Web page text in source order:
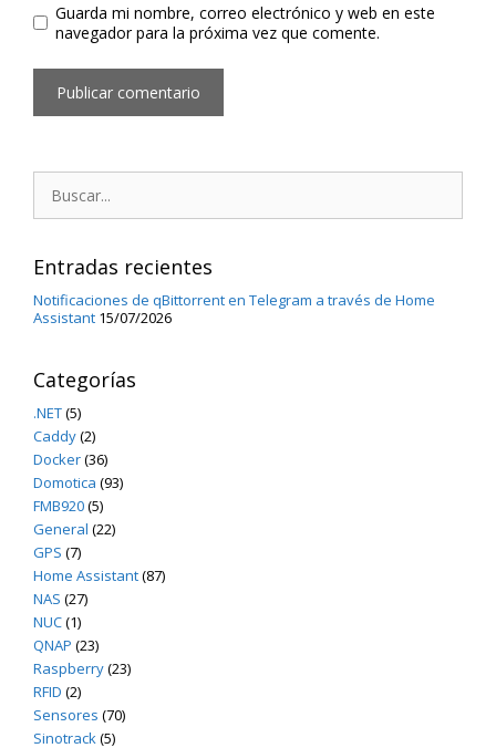
Guarda mi nombre, correo electrónico y web en este
navegador para la próxima vez que comente.
Entradas recientes
Notificaciones de qBittorrent en Telegram a través de Home
Assistant 15/07/2026
Categorías
.NET(5)
Caddy(2)
Docker(36)
Domotica (93)
FMB920(5)
General (22)
GPS (7)
Home Assistant(87)
NAS (27)
NUC(1)
QNAP (23)
Raspberry(23)
RFID (2)
Sensores (70)
Sinotrack(5)